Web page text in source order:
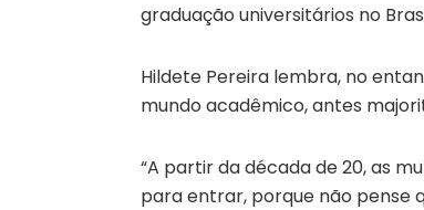
graduação universitários no
Hildete Pereira lembra, no
mundo acadêmico, antes
“A partir da década de 20, as
para entrar, porque não pense